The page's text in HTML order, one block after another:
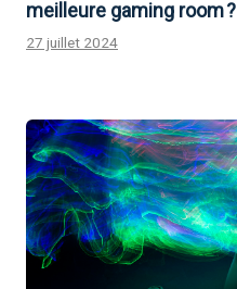
meilleure gaming room ?
27 juillet 2024